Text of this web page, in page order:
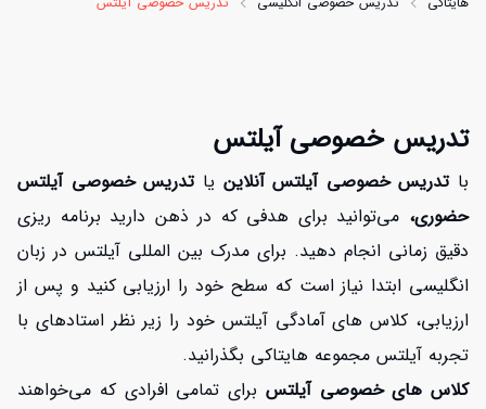
تدریس خصوصی آیلتس
باتدریس خصوصی آیلتس آنلاین یاتدریس خصوصی آیلتس
حضوری، می‌توانید برای هدفی که در ذهن دارید برنامه ریزی
دقیق زمانی انجام دهید. برای مدرک بین المللی آیلتس در زبان
انگلیسی ابتدا نیاز است که سطح خود را ارزیابی کنید و پس از
ارزیابی، کلاس های آمادگی آیلتس خود را زیر نظر استادهای با
تجربه آیلتس مجموعه هایتاکی بگذرانید.
کلاس های خصوصی آیلتس برای تمامی افرادی که می‌خواهند